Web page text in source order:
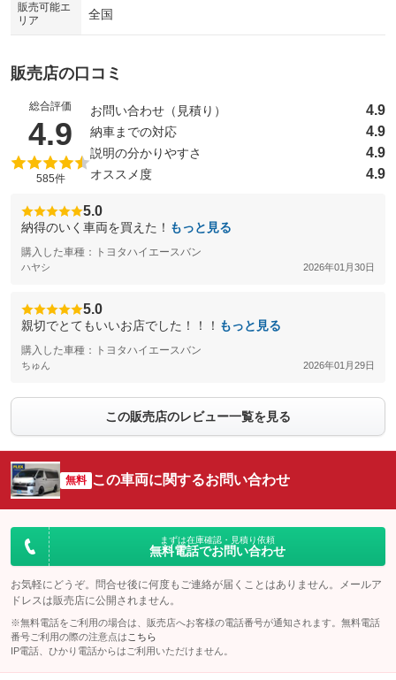
販売可能エ
リア
全国
販売店の口コミ
総合評価
4.9 （5点満点中）
585件
お問い合わせ（見積り） 4.9
納車までの対応 4.9
説明の分かりやすさ 4.9
オススメ度 4.9
5.0
納得のいく車両を買えた！ もっと見る
購入した車種：トヨタハイエースバン
ハヤシ 2026年01月30日
5.0
親切でとてもいいお店でした！！！ もっと見る
購入した車種：トヨタハイエースバン
ちゅん 2026年01月29日
この販売店のレビュー一覧を見る
無料 この車両に関するお問い合わせ
まずは在庫確認・見積り依頼
無料電話でお問い合わせ
お気軽にどうぞ。問合せ後に何度もご連絡が届くことはありません。メールア
ドレスは販売店に公開されません。
※無料電話をご利用の場合は、販売店へお客様の電話番号が通知されます。無料電話
番号ご利用の際の注意点は こちら
IP電話、ひかり電話からはご利用いただけません。